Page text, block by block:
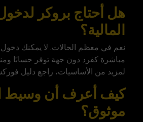
هل أحتاج بروكر
المالية؟
نعم في معظم الحالات. لا يمكنك
مباشرة كفرد دون جهة توفر حسابًا
لمزيد من الأساسيات، راجع دليل
كيف أعرف أن وسيط
موثوق؟